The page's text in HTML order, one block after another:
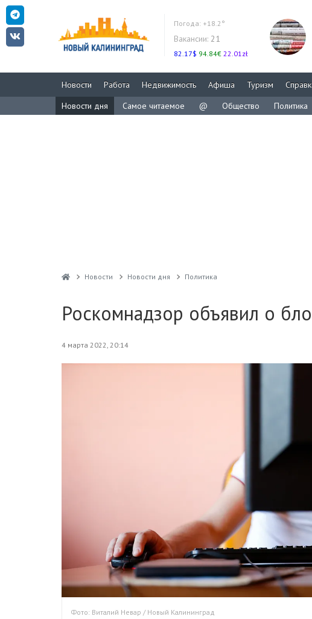
Погода: +18.2°
Вакансии: 21
82.17$ 94.84€ 22.01zł
Новости Работа Недвижимость Афиша Туризм
Новости дня
Самое читаемое @ Общество Политика
Новости Новости дня Политика
Роскомнадзор объявил о
4 марта 2022, 20:14
Фото: Виталий Невар / Новый Калининград